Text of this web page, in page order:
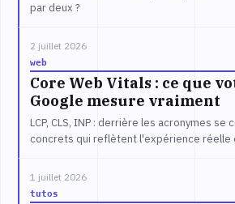
par deux ?
2 juillet 2026
web
Core Web Vitals : ce que
Google mesure vraiment
LCP, CLS, INP : derrière les acronymes
concrets qui reflètent l'expérience réelle
1 juillet 2026
tutos